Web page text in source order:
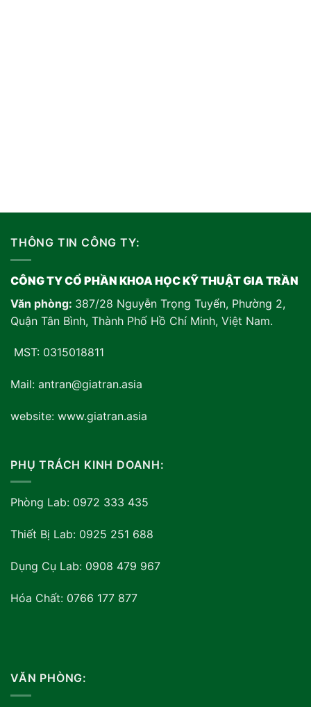
THÔNG TIN CÔNG TY:
CÔNG TY CỔ PHẦN KHOA HỌC KỸ THUẬT GIA TRẦN
Văn phòng: 387/28 Nguyễn Trọng Tuyển, Phường 2,
Quận Tân Bình, Thành Phố Hồ Chí Minh, Việt Nam.
MST: 0315018811
Mail: antran@giatran.asia
website: www.giatran.asia
PHỤ TRÁCH KINH DOANH:
Phòng Lab: 0972 333 435
Thiết Bị Lab: 0925 251 688
Dụng Cụ Lab: 0908 479 967
Hóa Chất: 0766 177 877
VĂN PHÒNG: